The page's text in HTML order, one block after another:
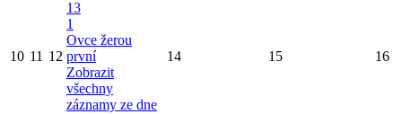
10 11 12
13
1
Ovce žerou
první
Zobrazit
všechny
záznamy ze dne
14 15 16